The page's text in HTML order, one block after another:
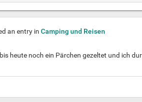
an entry in Camping und Reisen
heute noch ein Pärchen gezeltet und ich